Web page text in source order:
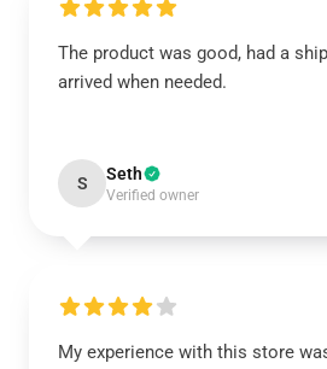
The product was good, had a
arrived when needed.
S Seth
Verified owner
My experience with this store